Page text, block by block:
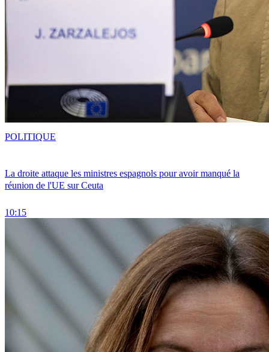
La droite attaque les ministres espagnols pour avoir manqué la
réunion de l'UE sur Ceuta
10:15
POLITIQUE